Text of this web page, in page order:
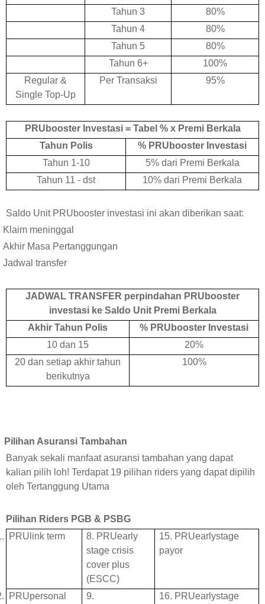
Tahun 3
80%
Tahun 4
80%
Tahun 5
80%
Tahun 6+
100%
Regular &
Single Top-Up
Per Transaksi 95%
PRUbooster Investasi = Tabel % x Premi Berkala
Tahun Polis
% PRUbooster Investasi
Tahun 1-10
5% dari Premi Berkala
Tahun 11 - dst
10% dari Premi Berkala
Saldo Unit PRUbooster investasi ini akan diberikan saat:
Klaim meninggal
Akhir Masa Pertanggungan
Jadwal transfer
JADWAL TRANSFER perpindahan PRUbooster
investasi ke Saldo Unit Premi Berkala
Akhir Tahun Polis
% PRUbooster Investasi
10 dan 15
20%
20 dan setiap akhir tahun
berikutnya
100%
Pilihan Asuransi Tambahan
Banyak sekali manfaat asuransi tambahan yang dapat
kalian pilih loh! Terdapat 19 pilihan riders yang dapat dipilih
oleh Tertanggung Utama
Pilihan Riders PGB & PSBG
PRUlink term
8. PRUearly
stage crisis
cover plus
(ESCC)
15. PRUearlystage
payor
PRUpersonal 9. 16. PRUearlystage